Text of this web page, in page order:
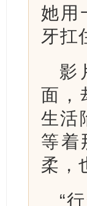
她用
牙扛
影
面，
生活
等着
柔，
“